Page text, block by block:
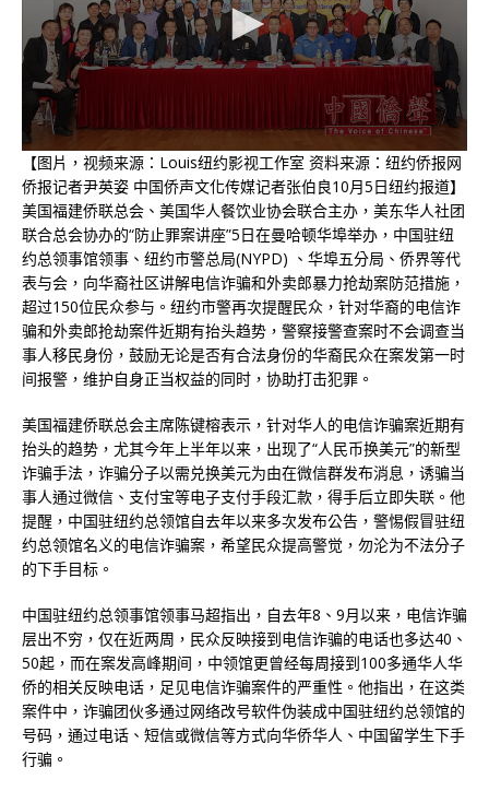
s
e
c
o
n
d
s
o
f
4
4
m
i
u
t
e
s
,
2
1
s
e
c
n
d
s
【图片，视频来源：Louis纽约影视工作室 资料来源：纽约侨报网
侨报记者尹英姿 中国侨声文化传媒记者张伯良10月5日纽约报道】
美国福建侨联总会、美国华人餐饮业协会联合主办，美东华人社团
联合总会协办的“防止罪案讲座”5日在曼哈顿华埠举办，中国驻纽
约总领事馆领事、纽约市警总局(NYPD) 、华埠五分局、侨界等代
表与会，向华裔社区讲解电信诈骗和外卖郎暴力抢劫案防范措施，
超过150位民众参与。纽约市警再次提醒民众，针对华裔的电信诈
骗和外卖郎抢劫案件近期有抬头趋势，警察接警查案时不会调查当
事人移民身份，鼓励无论是否有合法身份的华裔民众在案发第一时
间报警，维护自身正当权益的同时，协助打击犯罪。
美国福建侨联总会主席陈键榕表示，针对华人的电信诈骗案近期有
抬头的趋势，尤其今年上半年以来，出现了“人民币换美元”的新型
诈骗手法，诈骗分子以需兑换美元为由在微信群发布消息，诱骗当
事人通过微信、支付宝等电子支付手段汇款，得手后立即失联。他
提醒，中国驻纽约总领馆自去年以来多次发布公告，警惕假冒驻纽
约总领馆名义的电信诈骗案，希望民众提高警觉，勿沦为不法分子
的下手目标。
中国驻纽约总领事馆领事马超指出，自去年8、9月以来，电信诈骗
层出不穷，仅在近两周，民众反映接到电信诈骗的电话也多达40、
50起，而在案发高峰期间，中领馆更曾经每周接到100多通华人华
侨的相关反映电话，足见电信诈骗案件的严重性。他指出，在这类
案件中，诈骗团伙多通过网络改号软件伪装成中国驻纽约总领馆的
号码，通过电话、短信或微信等方式向华侨华人、中国留学生下手
行骗。